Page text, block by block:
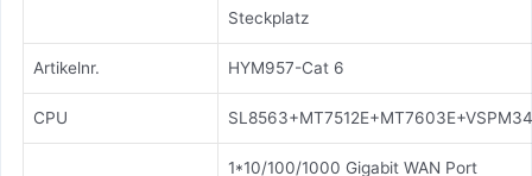
Steckplatz
Artikelnr. HYM957-Cat 6
CPU
1*10/100/1000 Gigabit WAN Port